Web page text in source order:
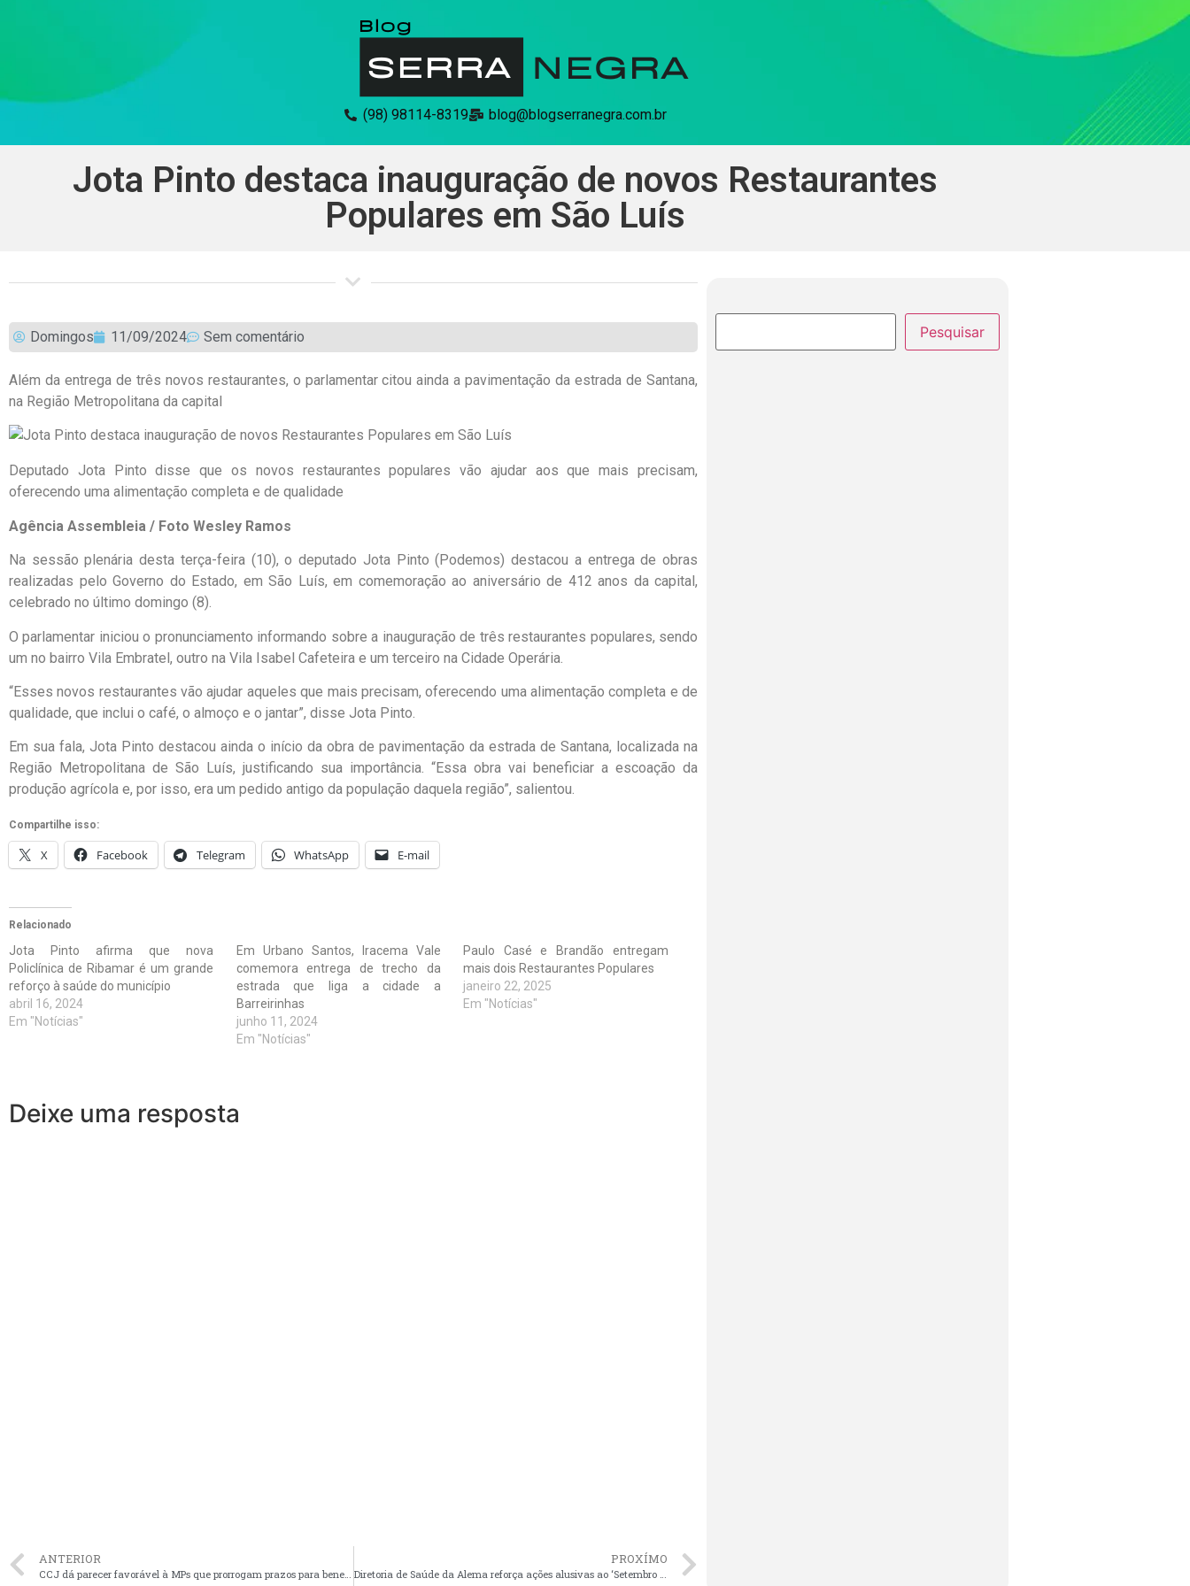
(98) 98114-8319 blog@blogserranegra.com.br
Jota Pinto destaca inauguração de novos Restaurantes
Populares em São Luís
Domingos 11/09/2024 Sem comentário
Além da entrega de três novos restaurantes, o parlamentar citou ainda a pavimentação da estrada de Santana,
na Região Metropolitana da capital
Deputado Jota Pinto disse que os novos restaurantes populares vão ajudar aos que mais precisam,
oferecendo uma alimentação completa e de qualidade
Agência Assembleia / Foto Wesley Ramos
Na sessão plenária desta terça-feira (10), o deputado Jota Pinto (Podemos) destacou a entrega de obras
realizadas pelo Governo do Estado, em São Luís, em comemoração ao aniversário de 412 anos da capital,
celebrado no último domingo (8).
O parlamentar iniciou o pronunciamento informando sobre a inauguração de três restaurantes populares, sendo
um no bairro Vila Embratel, outro na Vila Isabel Cafeteira e um terceiro na Cidade Operária.
“Esses novos restaurantes vão ajudar aqueles que mais precisam, oferecendo uma alimentação completa e de
qualidade, que inclui o café, o almoço e o jantar”, disse Jota Pinto.
Em sua fala, Jota Pinto destacou ainda o início da obra de pavimentação da estrada de Santana, localizada na
Região Metropolitana de São Luís, justificando sua importância. “Essa obra vai beneficiar a escoação da
produção agrícola e, por isso, era um pedido antigo da população daquela região”, salientou.
Compartilhe isso:
X Facebook Telegram WhatsApp E-mail
Relacionado
Jota Pinto afirma que nova
Policlínica de Ribamar é um grande
reforço à saúde do município
abril 16, 2024
Em "Notícias"
Em Urbano Santos, Iracema Vale
comemora entrega de trecho da
estrada que liga a cidade a
Barreirinhas
junho 11, 2024
Em "Notícias"
Paulo Casé e Brandão entregam
mais dois Restaurantes Populares
janeiro 22, 2025
Em "Notícias"
Deixe uma resposta
ANTERIOR PROXÍMO
Pesquisar